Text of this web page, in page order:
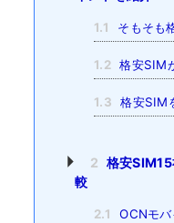
1.1 そもそも
1.2 格安SIM
1.3 格安SIM
2 格安
較
2.1 OCNモバ